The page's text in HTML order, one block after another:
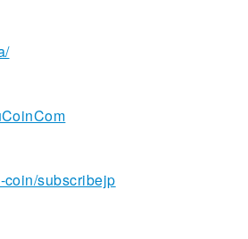
coin/subscribejp